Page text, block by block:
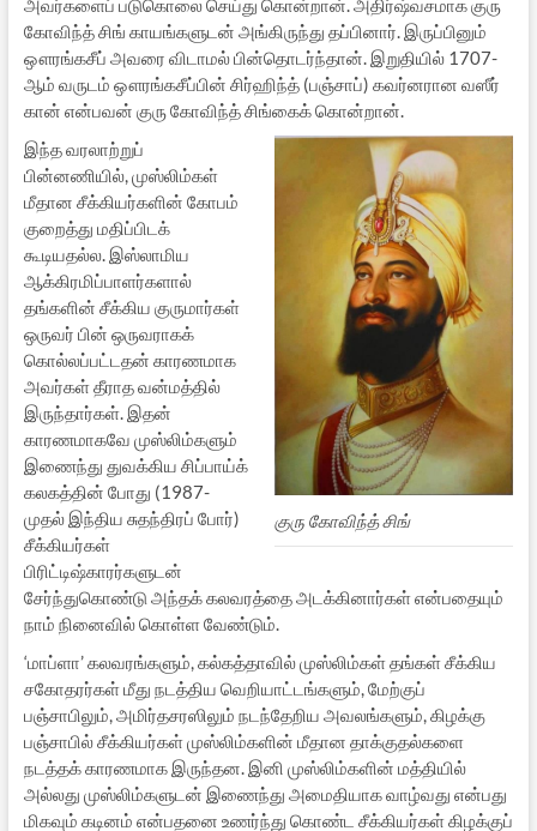
அவர்களைப் படுகொலை செய்து கொன்றான். அதிர்ஷ்வசமாக குரு
கோவிந்த் சிங் காயங்களுடன் அங்கிருந்து தப்பினார். இருப்பினும்
ஔரங்கசீப் அவரை விடாமல் பின்தொடர்ந்தான். இறுதியில் 1707-
ஆம் வருடம் ஔரங்கசீப்பின் சிர்ஹிந்த் (பஞ்சாப்) கவர்னரான வஸீர்
கான் என்பவன் குரு கோவிந்த் சிங்கைக் கொன்றான்.
குரு கோவிந்த் சிங்
இந்த வரலாற்றுப்
பின்னணியில், முஸ்லிம்கள்
மீதான சீக்கியர்களின் கோபம்
குறைத்து மதிப்பிடக்
கூடியதல்ல. இஸ்லாமிய
ஆக்கிரமிப்பாளர்களால்
தங்களின் சீக்கிய குருமார்கள்
ஒருவர் பின் ஒருவராகக்
கொல்லப்பட்டதன் காரணமாக
அவர்கள் தீராத வன்மத்தில்
இருந்தார்கள். இதன்
காரணமாகவே முஸ்லிம்களும்
இணைந்து துவக்கிய சிப்பாய்க்
கலகத்தின் போது (1987-
முதல் இந்திய சுதந்திரப் போர்)
சீக்கியர்கள்
பிரிட்டிஷ்காரர்களுடன்
சேர்ந்துகொண்டு அந்தக் கலவரத்தை அடக்கினார்கள் என்பதையும்
நாம் நினைவில் கொள்ள வேண்டும்.
‘மாப்ளா’ கலவரங்களும், கல்கத்தாவில் முஸ்லிம்கள் தங்கள் சீக்கிய
சகோதரர்கள் மீது நடத்திய வெறியாட்டங்களும், மேற்குப்
பஞ்சாபிலும், அமிர்தசரஸிலும் நடந்தேறிய அவலங்களும், கிழக்கு
பஞ்சாபில் சீக்கியர்கள் முஸ்லிம்களின் மீதான தாக்குதல்களை
நடத்தக் காரணமாக இருந்தன. இனி முஸ்லிம்களின் மத்தியில்
அல்லது முஸ்லிம்களுடன் இணைந்து அமைதியாக வாழ்வது என்பது
மிகவும் கடினம் என்பதனை உணர்ந்து கொண்ட சீக்கியர்கள் கிழக்குப்